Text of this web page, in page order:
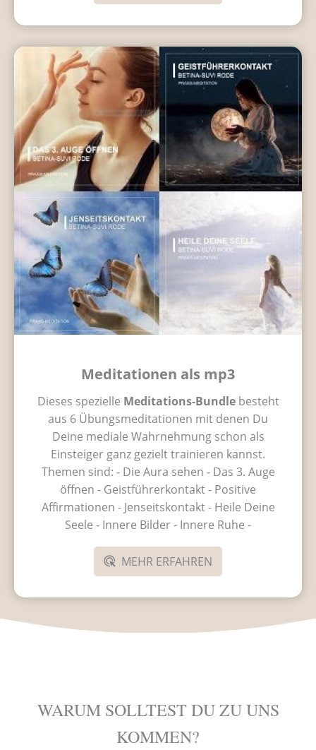
Meditationen als mp3
Dieses spezielle Meditations-Bundlebesteht
aus 6 Übungsmeditationen mit denen Du
Deine mediale Wahrnehmung schon als
Einsteiger ganz gezielt trainieren kannst.
Themen sind: - Die Aura sehen - Das 3. Auge
öffnen - Geistführerkontakt - Positive
Affirmationen - Jenseitskontakt - Heile Deine
Seele - Innere Bilder - Innere Ruhe -
MEHR ERFAHREN
WARUM SOLLTEST DU ZU UNS
KOMMEN?